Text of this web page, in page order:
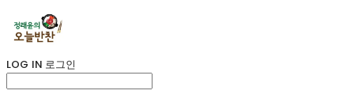
LOG IN 로그인